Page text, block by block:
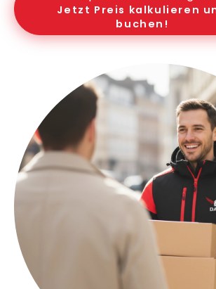
Jetzt Preis kalkulieren
buchen!